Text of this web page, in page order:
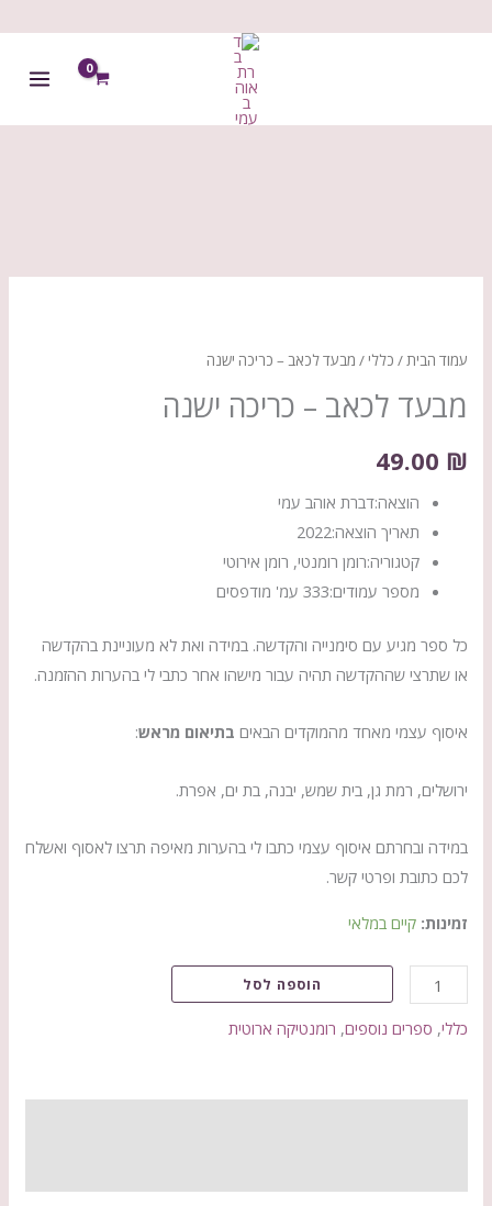
עמוד הבית/ כללי / מבעד לכאב – כריכה ישנה
מבעד לכאב – כריכה ישנה
49.00 ₪
הוצאה:דברת אוהב עמי
תאריך הוצאה:2022
קטגוריה:רומן רומנטי, רומן אירוטי
מספר עמודים:333 עמ' מודפסים
כל ספר מגיע עם סימנייה והקדשה. במידה ואת לא מעוניינת בהקדשה
או שתרצי שההקדשה תהיה עבור מישהו אחר כתבי לי בהערות ההזמנה.
איסוף עצמי מאחד מהמוקדים הבאים בתיאום מראש:
ירושלים, רמת גן, בית שמש, יבנה, בת ים, אפרת.
במידה ובחרתם איסוף עצמי כתבו לי בהערות מאיפה תרצו לאסוף ואשלח
לכם כתובת ופרטי קשר.
זמינות: קיים במלאי
מבעד
-
כריכה
ישנה
הוספה לסל
כללי, ספרים נוספים, רומנטיקה ארוטית